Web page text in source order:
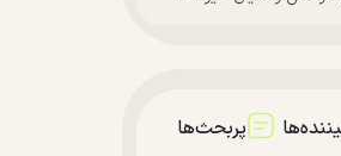
پربحث‌ها